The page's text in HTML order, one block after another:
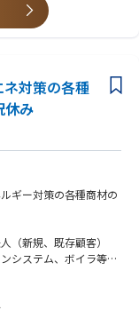
ネ対策の各種
休み
ギー対策の各種商材の
（新規、既存顧客）
システム、ボイラ等
め、提案から受注まで
の紹介もございます。